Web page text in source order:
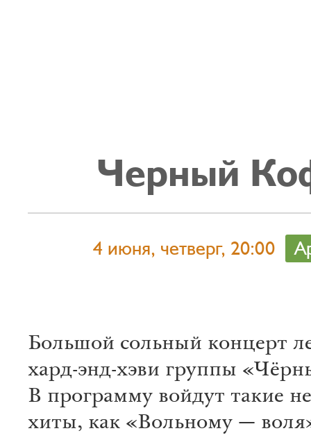
Черный
4 июня, четверг, 20:00
Большой сольный концерт
хард-энд-хэви группы
В программу войдут такие
хиты, как «Вольному —